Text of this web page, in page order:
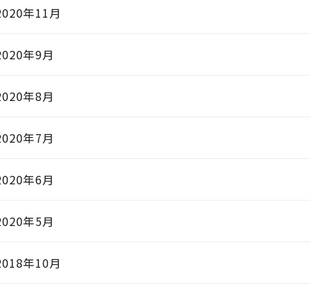
年11月
年9月
年8月
年7月
年6月
年5月
年10月